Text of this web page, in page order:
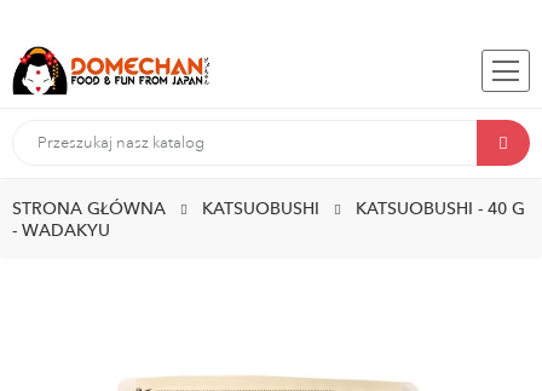
STRONA GŁÓWNA KATSUOBUSHI
KATSUOBUSHI - 40 G
- WADAKYU